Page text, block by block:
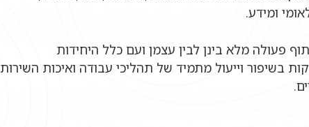
ומידע.
פעולה מלא בינן לבין עצמן ועם כלל היחידות
בשיפור וייעול מתמיד של תהליכי עבודה ואיכות השירות